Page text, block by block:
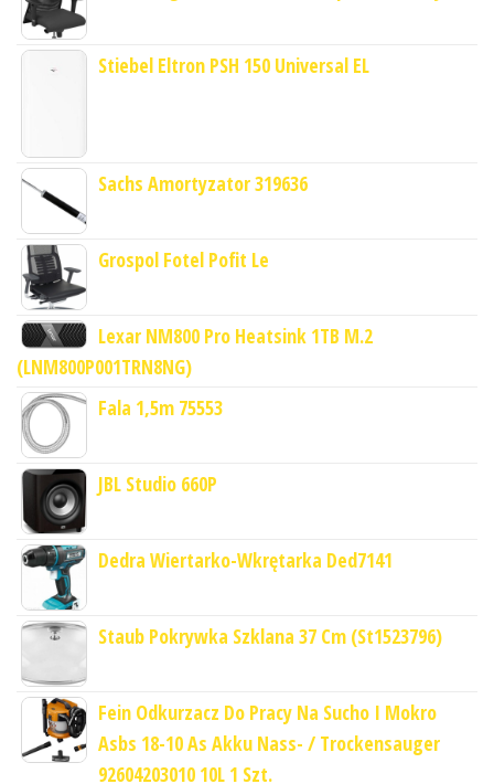
Stiebel Eltron PSH 150 Universal EL
Sachs Amortyzator 319636
Grospol Fotel Pofit Le
Lexar NM800 Pro Heatsink 1TB M.2
(LNM800P001TRN8NG)
Fala 1,5m 75553
JBL Studio 660P
Dedra Wiertarko-Wkrętarka Ded7141
Staub Pokrywka Szklana 37 Cm (St1523796)
Fein Odkurzacz Do Pracy Na Sucho I Mokro
Asbs 18-10 As Akku Nass- / Trockensauger
92604203010 10L 1 Szt.